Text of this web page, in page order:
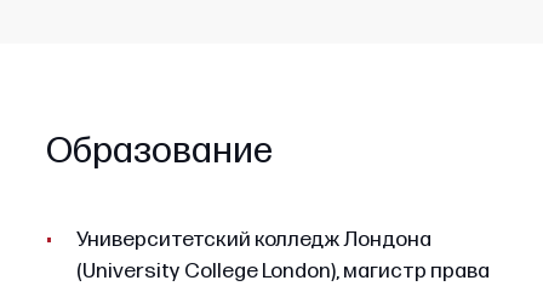
Образование
Университетский колледж Лондона
(University College London), магистр права